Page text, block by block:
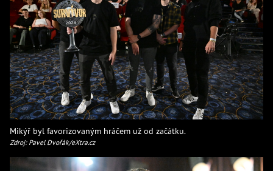
Mikýř byl favorizovaným hráčem už od začátku.
Zdroj: Pavel Dvořák/eXtra.cz